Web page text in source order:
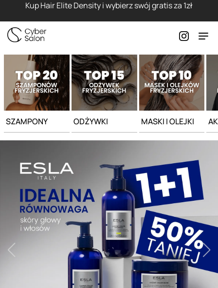
Kup Hair Elite Density i wybierz swój gratis za 1zł
SZAMPONY ODŻYWKI MASKI I OLEJKI
Strona główna - Cyber Salon